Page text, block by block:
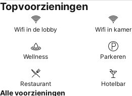
Topvoorzieningen
Wifi in de lobby Wifi in kamer
Wellness Parkeren
Restaurant Hotelbar
Alle voorzieningen